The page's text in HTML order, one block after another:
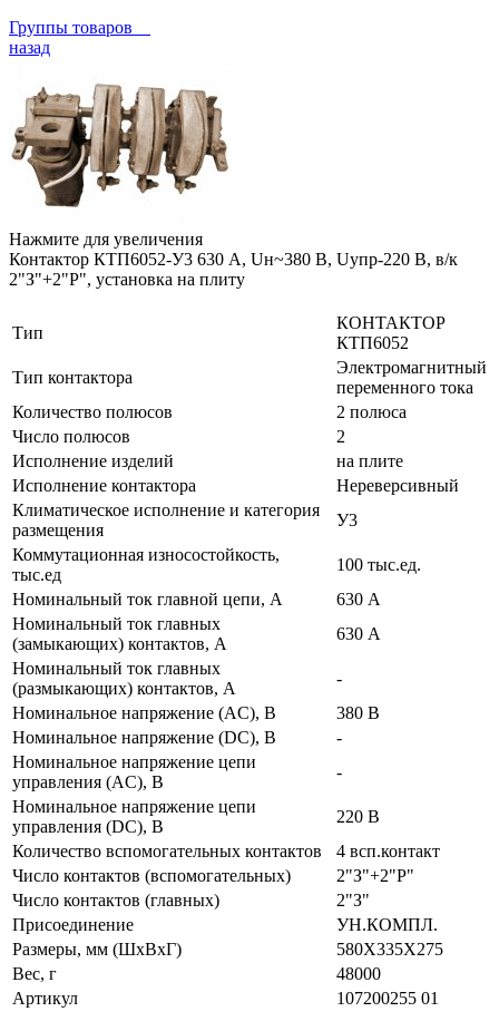
Группы товаров
назад
Нажмите для увеличения
Контактор КТП6052-У3 630 А, Uн~380 В, Uупр-220 В, в/к
2"З"+2"Р", установка на плиту
Тип
КОНТАКТОР
КТП6052
Тип контактора
Электромагнитный
переменного тока
Количество полюсов
2 полюса
Число полюсов
2
Исполнение изделий
на плите
Исполнение контактора
Нереверсивный
Климатическое исполнение и категория
размещения
У3
Коммутационная износостойкость,
тыс.ед
100 тыс.ед.
Номинальный ток главной цепи, А
630 А
Номинальный ток главных
(замыкающих) контактов, А
630 А
Номинальный ток главных
(размыкающих) контактов, А
-
Номинальное напряжение (AC), В
380 В
Номинальное напряжение (DC), В
-
Номинальное напряжение цепи
управления (AC), В
-
Номинальное напряжение цепи
управления (DC), В
220 В
Количество вспомогательных контактов
4 всп.контакт
Число контактов (вспомогательных)
2"З"+2"Р"
Число контактов (главных)
2"З"
Присоединение
УН.КОМПЛ.
Размеры, мм (ШхВхГ)
580Х335Х275
Вес, г
48000
Артикул
107200255 01